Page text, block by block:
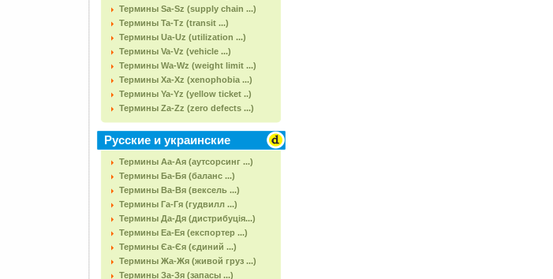
Термины Sa-Sz (supply chain ...)
Термины Ta-Tz (transit ...)
Термины Ua-Uz (utilization ...)
Термины Va-Vz (vehicle ...)
Термины Wa-Wz (weight limit ...)
Термины Xa-Xz (xenophobia ...)
Термины Ya-Yz (yellow ticket ..)
Термины Za-Zz (zero defects ...)
Русские и украинские
Термины Аа-Ая (аутсорсинг ...)
Термины Ба-Бя (баланс ...)
Термины Ва-Вя (вексель ...)
Термины Га-Гя (гудвилл ...)
Термины Да-Дя (дистрибуція...)
Термины Еа-Ея (експортер ...)
Термины Єа-Єя (єдиний ...)
Термины Жа-Жя (живой груз ...)
Термины За-Зя (запасы ...)